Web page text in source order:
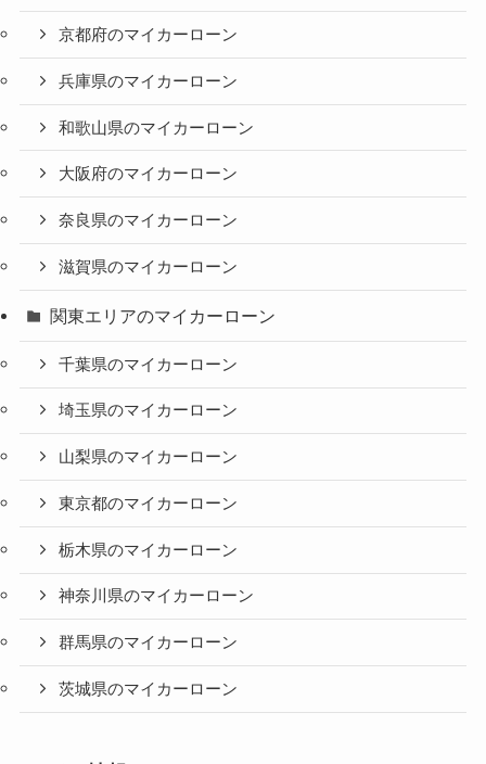
京都府のマイカーローン
兵庫県のマイカーローン
和歌山県のマイカーローン
大阪府のマイカーローン
奈良県のマイカーローン
滋賀県のマイカーローン
関東エリアのマイカーローン
千葉県のマイカーローン
埼玉県のマイカーローン
山梨県のマイカーローン
東京都のマイカーローン
栃木県のマイカーローン
神奈川県のマイカーローン
群馬県のマイカーローン
茨城県のマイカーローン